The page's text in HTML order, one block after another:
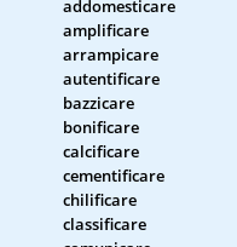
addomesticare
amplificare
arrampicare
autentificare
bazzicare
bonificare
calcificare
cementificare
chilificare
classificare